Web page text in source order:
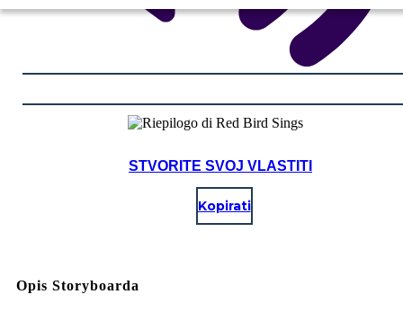
STVORITE SVOJ VLASTITI
Kopirati
Opis Storyboarda